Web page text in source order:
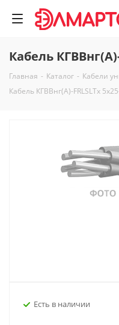
Кабель
Главная - Каталог - Кабели
Кабель КГВВнг(А)-FRLSLTx
Есть в наличии